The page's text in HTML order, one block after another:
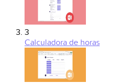
3
Calculadora de horas